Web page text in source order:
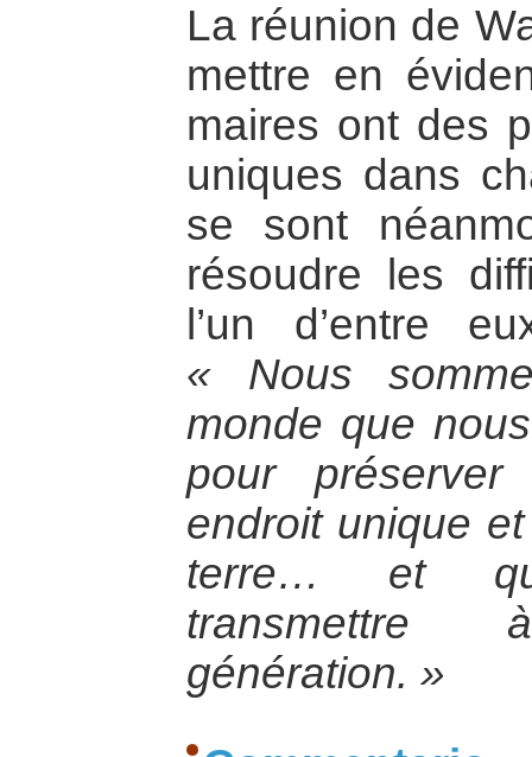
La réunion de
mettre en
maires ont des
uniques dans
se sont
résoudre les
l’un d’entre
« Nous
monde que
pour
endroit unique
terre… et
génération. »